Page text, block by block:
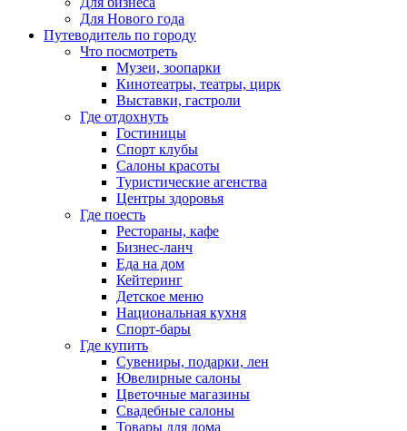
Для Нового года
Путеводитель по городу
Что посмотреть
Музеи, зоопарки
Кинотеатры, театры, цирк
Выставки, гастроли
Где отдохнуть
Гостиницы
Спорт клубы
Салоны красоты
Туристические агенства
Центры здоровья
Где поесть
Рестораны, кафе
Бизнес-ланч
Еда на дом
Кейтеринг
Детское меню
Национальная кухня
Спорт-бары
Где купить
Сувениры, подарки, лен
Ювелирные салоны
Цветочные магазины
Свадебные салоны
Товары для дома